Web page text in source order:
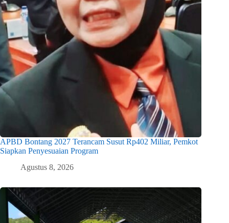
APBD Bontang 2027 Terancam Susut Rp402 Miliar, Pemkot
Siapkan Penyesuaian Program
Agustus 8, 2026